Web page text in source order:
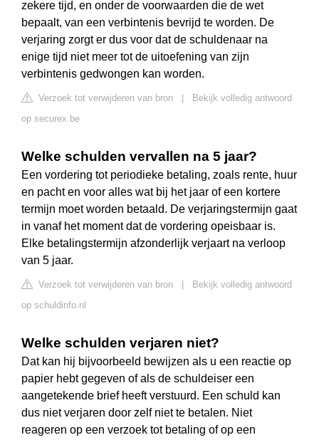
zekere tijd, en onder de voorwaarden die de wet
bepaalt, van een verbintenis bevrijd te worden. De
verjaring zorgt er dus voor dat de schuldenaar na
enige tijd niet meer tot de uitoefening van zijn
verbintenis gedwongen kan worden.
Verzoek tot verwijderen van bron
Bekijk volledig antwoord
op securex.be
Welke schulden vervallen na 5 jaar?
Een vordering tot periodieke betaling, zoals rente, huur
en pacht en voor alles wat bij het jaar of een kortere
termijn moet worden betaald. De verjaringstermijn gaat
in vanaf het moment dat de vordering opeisbaar is.
Elke betalingstermijn afzonderlijk verjaart na verloop
van 5 jaar.
Verzoek tot verwijderen van bron
Bekijk volledig antwoord
op schuldinfo.nl
Welke schulden verjaren niet?
Dat kan hij bijvoorbeeld bewijzen als u een reactie op
papier hebt gegeven of als de schuldeiser een
aangetekende brief heeft verstuurd. Een schuld kan
dus niet verjaren door zelf niet te betalen. Niet
reageren op een verzoek tot betaling of op een